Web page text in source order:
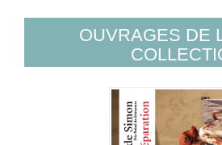
OUVRAGES DE